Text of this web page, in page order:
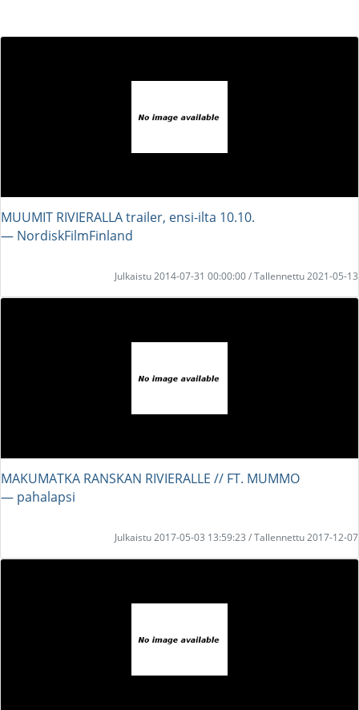
MUUMIT RIVIERALLA trailer, ensi-ilta 10.10.
― NordiskFilmFinland
Julkaistu 2014-07-31 00:00:00 / Tallennettu 2021-05-13
MAKUMATKA RANSKAN RIVIERALLE // FT. MUMMO
― pahalapsi
Julkaistu 2017-05-03 13:59:23 / Tallennettu 2017-12-07